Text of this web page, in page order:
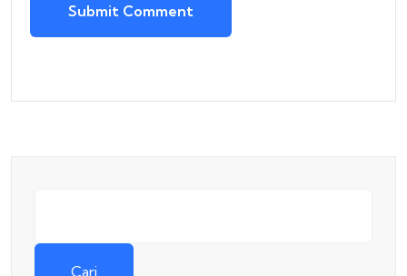
Submit Comment
Cari